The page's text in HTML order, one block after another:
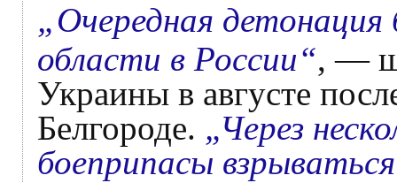
„Очередная детонация
области в России“, —
Украины в августе
Белгороде. „Через
боеприпасы